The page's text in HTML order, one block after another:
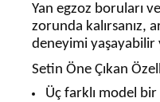
Yan egzoz boruları
zorunda kalırsanız,
deneyimi yaşayabilir
Setin Öne Çıkan
Üç farklı model bir